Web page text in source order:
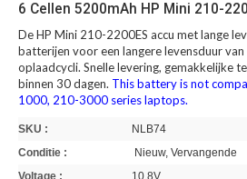
6 Cellen 5200mAh HP Mini 210-
De HP Mini 210-2200ES accu met lange
batterijen voor een langere levensduur
oplaadcycli. Snelle levering, gemakkelijke
binnen 30 dagen. This battery is not
1000, 210-3000 series laptops.
SKU :
NLB74
Conditie :
Nieuw, Vervangende